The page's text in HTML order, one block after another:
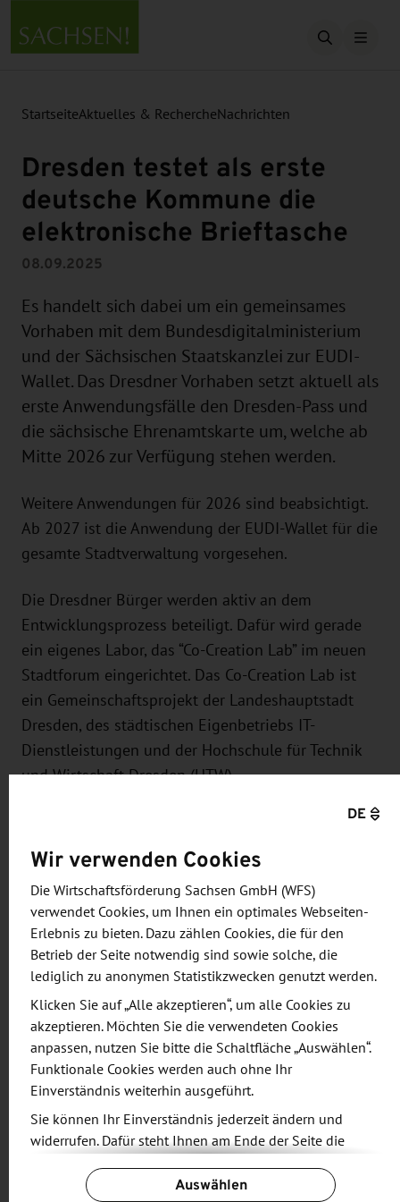
Suche
StartseiteAktuelles & RechercheNachrichten
Dresden testet als erste
deutsche Kommune die
elektronische Brieftasche
08.09.2025
Es handelt sich dabei um ein gemeinsames
Vorhaben mit dem Bundesdigitalministerium
und der Sächsischen Staatskanzlei zur EUDI-
Wallet. Das Dresdner Vorhaben setzt aktuell als
erste Anwendungsfälle den Dresden-Pass und
die sächsische Ehrenamtskarte um, welche ab
Mitte 2026 zur Verfügung stehen werden.
Weitere Anwendungen für 2026 sind beabsichtigt.
Ab 2027 ist die Anwendung der EUDI-Wallet für die
gesamte Stadtverwaltung vorgesehen.
Die Dresdner Bürger werden aktiv an dem
Entwicklungsprozess beteiligt. Dafür wird gerade
ein eigenes Labor, das “Co-Creation Lab” im neuen
Stadtforum eingerichtet. Das Co-Creation Lab ist
ein Gemeinschaftsprojekt der Landeshauptstadt
Dresden, des städtischen Eigenbetriebs IT-
Dienstleistungen und der Hochschule für Technik
und Wirtschaft Dresden (HTW).
elektronische Bürgerbrieftasche, die sogenannte
EUDI-Wallet (European Digital Identity Wallet)
eingeführt werden. Neben Identitätsnachweisen
sollenBürger in ihrer EUDI-Wallet auch weitere
digitale Nachweise speichern und verwalten
können, wie etwa den Führerschein, Bildungs- und
Gesundheitsnachweise, Meldebescheinigungen
oder Reisedokumente. Bei Bedarf sollen diese
Nachweise zur Authentifizierung oder zum
Vorzeigen gegenüber Dritten, wie zum Beispiel
Behörden oder Banken, genutzt werden können.
Die Landeshauptstadt Dresden testet aktuell als
erste Kommune Deutschlands, wie dieser Dienst
künftig praktisch funktionieren soll. Möglich wird
DE
Wir verwenden Cookies
Die Wirtschaftsförderung Sachsen GmbH (WFS)
verwendet Cookies, um Ihnen ein optimales Webseiten-
Erlebnis zu bieten. Dazu zählen Cookies, die für den
Betrieb der Seite notwendig sind sowie solche, die
lediglich zu anonymen Statistikzwecken genutzt werden.
Klicken Sie auf „Alle akzeptieren“, um alle Cookies zu
akzeptieren. Möchten Sie die verwendeten Cookies
anpassen, nutzen Sie bitte die Schaltfläche „Auswählen“.
Funktionale Cookies werden auch ohne Ihr
Einverständnis weiterhin ausgeführt.
Sie können Ihr Einverständnis jederzeit ändern und
widerrufen. Dafür steht Ihnen am Ende der Seite die
Verfügung.
Auswählen